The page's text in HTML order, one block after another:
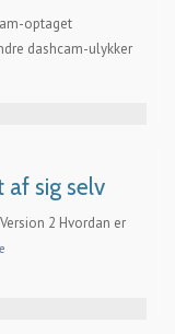
optaget
dashcam-ulykker
af sig selv
2 Hvordan er